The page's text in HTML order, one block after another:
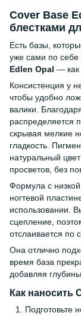
Cover Base
блестками
Есть базы,
уже сами по себе
Edlen Opal — как
Консистенция у
чтобы удобно
валики.
распределяется
скрывая мелкие
гладкость.
натуральный
просветов, без
Формула с
ногтевой
использовании.
сцепление,
отслаивается по
Она отлично
время база
добавляя
Как наносить
Подготовьте